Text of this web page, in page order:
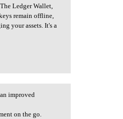
Ledger Wallet,
remain offline,
your assets. It's a
improved
on the go.